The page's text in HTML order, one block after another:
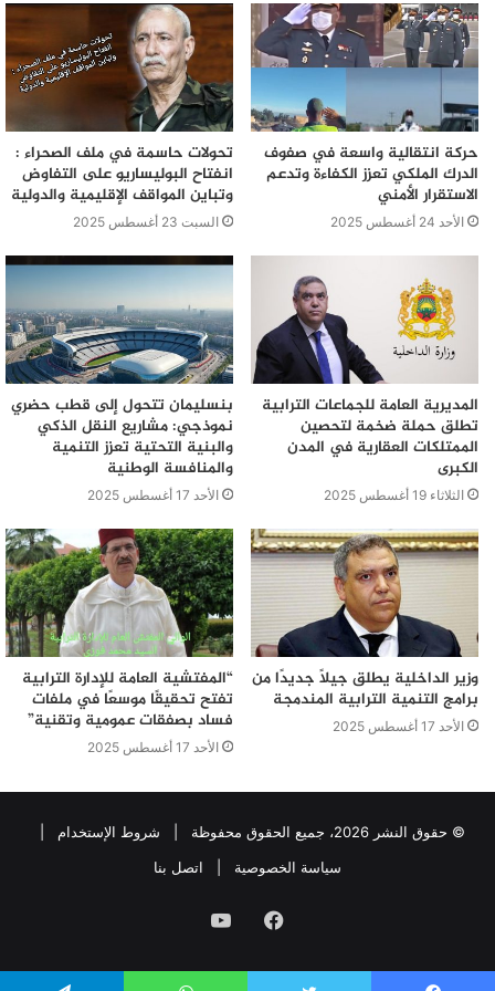
من طرف حميد زيتوني، بينما رفض التوقيع على
محضر التسليم النهائي للأشغال تلافيا للشبهات
المتعلقة بالعلاقة الزوجية التي تربطه بالمساهمة في
الشركة الفائزة بهذه الصفقة.
حركة انتقالية واسعة في صفوف
الدرك الملكي تعزز الكفاءة وتدعم
الاستقرار الأمني
الأحد 24 أغسطس 2025
تحولات حاسمة في ملف الصحراء :
انفتاح البوليساريو على التفاوض
وتباين المواقف الإقليمية والدولية
السبت 23 أغسطس 2025
المديرية العامة للجماعات الترابية
تطلق حملة ضخمة لتحصين
الممتلكات العقارية في المدن
الكبرى
الثلاثاء 19 أغسطس 2025
بنسليمان تتحول إلى قطب حضري
نموذجي: مشاريع النقل الذكي
والبنية التحتية تعزز التنمية
والمنافسة الوطنية
الأحد 17 أغسطس 2025
وزير الداخلية يطلق جيلًا جديدًا من
برامج التنمية الترابية المندمجة
الأحد 17 أغسطس 2025
“المفتشية العامة للإدارة الترابية
تفتح تحقيقًا موسعًا في ملفات
فساد بصفقات عمومية وتقنية”
الأحد 17 أغسطس 2025
© حقوق النشر 2026، جميع الحقوق محفوظة | شروط الإستخدام
سياسة الخصوصية
اتصل بنا
فيسبوكيوتيوب